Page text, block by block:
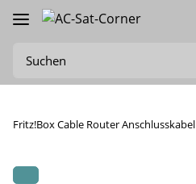
Fritz!Box Cable Router Anschlusskabel